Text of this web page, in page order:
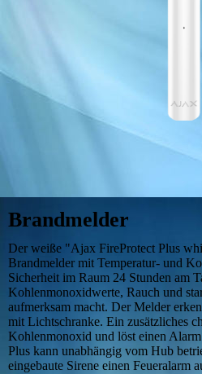
Brandmelder
Der weiße "Ajax FireProtect Plus
Brandmelder mit Temperatur- und
Sicherheit im Raum 24 Stunden am
Kohlenmonoxidwerte, Rauch und
aufmerksam macht. Der Melder
mit Lichtschranke. Ein zusätzliches
Kohlenmonoxid und löst einen
Plus kann unabhängig vom Hub
eingebaute Sirene einen Feueralarm